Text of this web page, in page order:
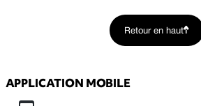
Retour en haut
APPLICATION MOBILE